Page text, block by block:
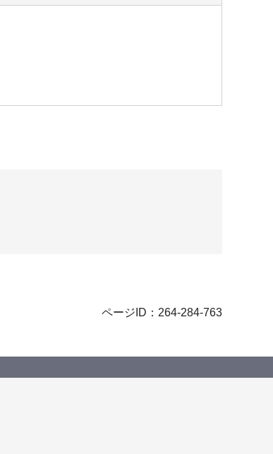
ページID：264-284-763